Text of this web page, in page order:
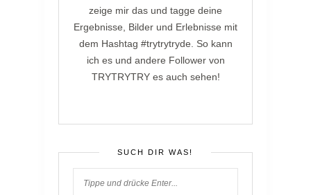
zeige mir das und tagge deine
Ergebnisse, Bilder und Erlebnisse mit
dem Hashtag #trytrytryde. So kann
ich es und andere Follower von
TRYTRYTRY es auch sehen!
SUCH DIR WAS!